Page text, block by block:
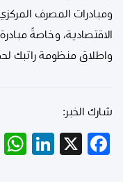
ومبادرات المصرف
الاقتصادية، وخاصةً
واطلاق منظومة راتبك
شارك الخبر:
Facebook
X